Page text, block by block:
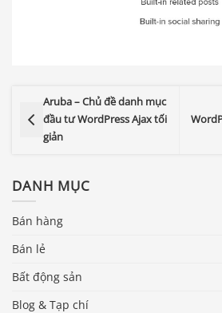
Aruba – Chủ đề danh mục
đầu tư WordPress Ajax tối
giản
DANH MỤC
Bán hàng
Bán lẻ
Bất động sản
Blog & Tạp chí